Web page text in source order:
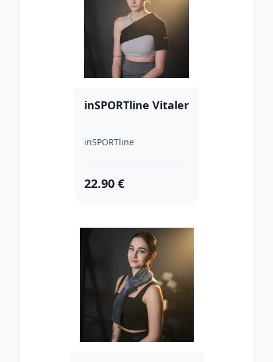
inSPORTline Vitaler
inSPORTline
22.90 €